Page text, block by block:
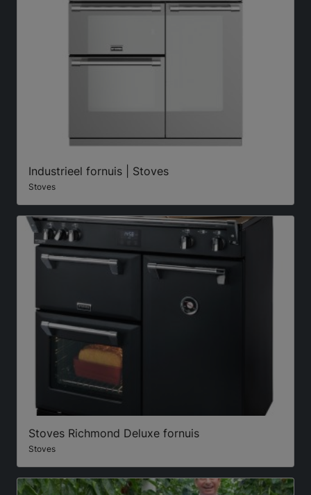
Industrieel fornuis | Stoves
Stoves
Stoves Richmond Deluxe fornuis
Stoves